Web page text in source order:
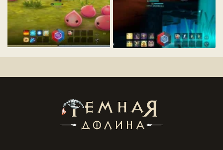
img_slide2_3_1031[1].webp
img_slide2_1_1031[1].webp